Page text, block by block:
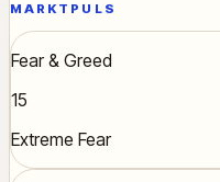
MARKTPULS
Fear & Greed
15
Extreme Fear